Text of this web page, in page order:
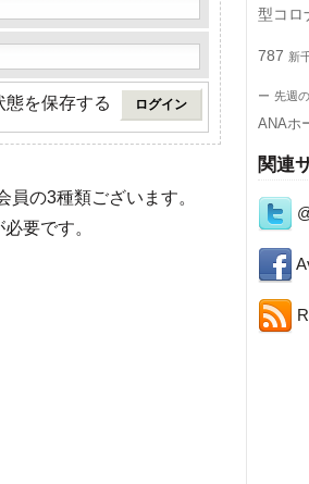
型コロ
787 新
ー 先週
ANAホ
関連
態を保存する
の3種類ございます。
要です。